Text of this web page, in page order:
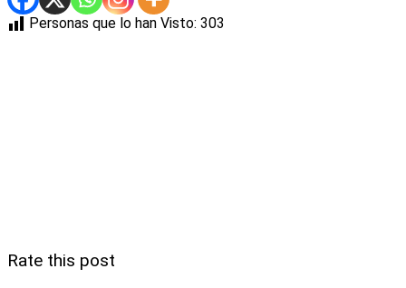
Personas que lo han Visto: 303
Rate this post